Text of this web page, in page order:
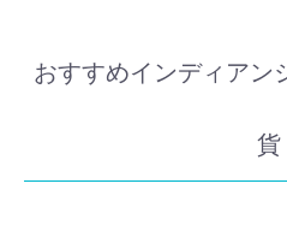
おすすめインディアン
貨